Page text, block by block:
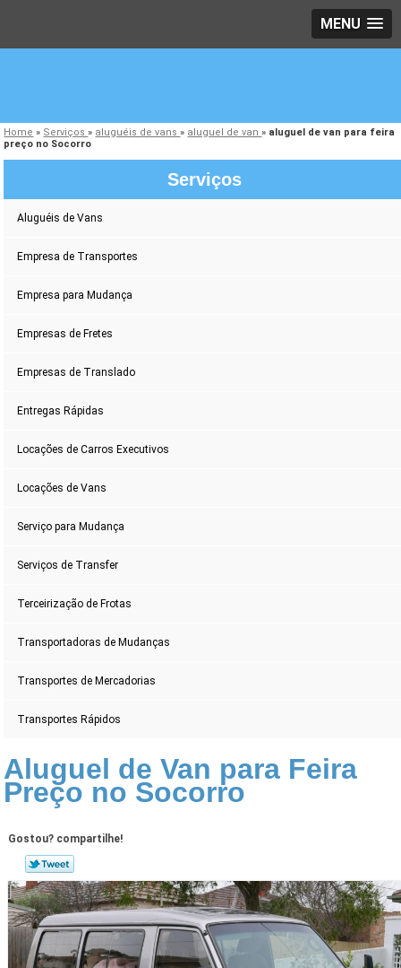
MENU
Home » Serviços» aluguéis de vans» aluguel de van» aluguel de van para feira
preço no Socorro
Serviços
Aluguéis de Vans
Empresa de Transportes
Empresa para Mudança
Empresas de Fretes
Empresas de Translado
Entregas Rápidas
Locações de Carros Executivos
Locações de Vans
Serviço para Mudança
Serviços de Transfer
Terceirização de Frotas
Transportadoras de Mudanças
Transportes de Mercadorias
Transportes Rápidos
Aluguel de Van para Feira
Preço no Socorro
Gostou? compartilhe!